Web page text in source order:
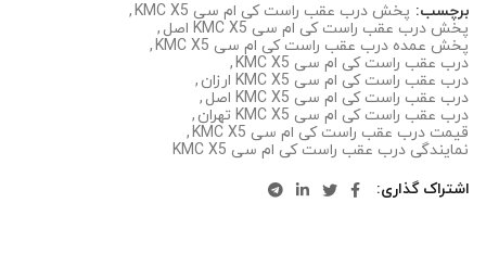
برچسب: پخش درب عقب راست کی ام سی KMC X5
,
پخش درب عقب راست کی ام سی KMC X5 اصل
,
پخش عمده درب عقب راست کی ام سی KMC X5
,
درب عقب راست کی ام سی KMC X5
,
درب عقب راست کی ام سی KMC X5 ارزان
,
درب عقب راست کی ام سی KMC X5 اصل
,
درب عقب راست کی ام سی KMC X5 تهران
,
قیمت درب عقب راست کی ام سی KMC X5
,
نمایندگی درب عقب راست کی ام سی KMC X5
اشتراک گذاری